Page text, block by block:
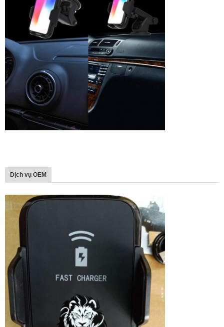
Dịch vụ OEM